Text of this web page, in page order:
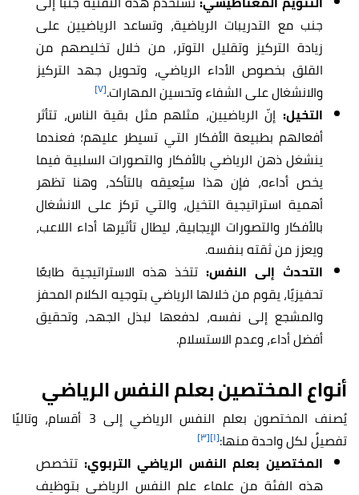
جنب مع التدريبات الرياضية، وتساعد الرياضيين على
زيادة التركيز وتقليل التوتر، من خلال تخليصهم من
القلق بخصوص الأداء الرياضي، وتحويل جهد التركيز
والانشغال على الشفاء وتحسين المهارات.[٧]
التخيل: إنّ الرياضيين، مثلهم مثل بقية الناس، تتأثر
أفعالهم بطبيعة الأفكار التي تسيطر عليهم؛ فعندما
ينشغل ذهن الرياضي بالأفكار والتصورات السلبية فيما
يخص أداءه، فإن هذا سيُعيقه بالتأكد، وهنا تظهر
أهمية استراتيجية التخيل، والتي تركز على الانشغال
بالأفكار والتصورات الإيجابية، ليطال تأثيرها أداء اللاعب،
ويعزز من ثقته بنفسه.
التحدث إلى النفس: تتخذ هذه الاستراتيجية طابعًا
تحفيزيًا، يقوم من خلالها الرياضي بتوجيه الكلام المحفز
والمشجع إلى نفسه، لدفعها لبذل الجهد، وتحقيق
أفضل أداء، وعدم الاستسلام.
أنواع المختصين بعلم النفس الرياضي
يُصنف المختصون بعلم النفس الرياضي إلى 3 أقسام، وتاليًا
تفصيلٌ لكل واحدة منها:[١] [٣]
المختصين بعلم النفس الرياضي التربوي: تتخصص
هذه الفئة من علماء علم النفس الرياضي بتوظيف